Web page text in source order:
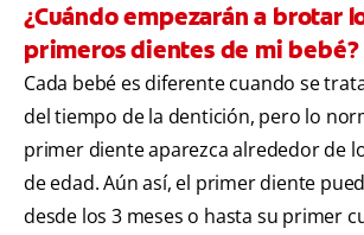
¿Cuándo empezarán a brotar
primeros dientes de mi bebé?
Cada bebé es diferente cuando se
del tiempo de la dentición, pero lo
primer diente aparezca alrededor de
de edad. Aún así, el primer diente
desde los 3 meses o hasta su primer